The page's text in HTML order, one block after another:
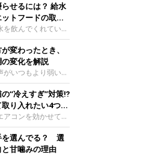
せるには？ 給水
トフードの取り
飲んでくれていま
で室内が涼しいこ
を飲まないこと
せるためには、給
ードから水分を摂
ります。今回は獣医
に水分を摂らせるた
夫を教えていただ
を愛猫の好みにね
ャラリー水飲みボウ
きに頭が胃より下
ると飲みやすいで
変わったとき、
変化を解説
いつもより弱い、
くなど、ふだんと違
ります。 そんなと
様子を確認したら
日に猫の鳴き方が
意したい体調の変化
もち獣医師相談室
した。 鳴き方の
“冷えすぎ”対策⁉
り入れたい4つの
コンを効かせて室
しかし、人にとって
とっては温度が低
と並行して、冷え
を選んでる？ 選
甘噛みの理由